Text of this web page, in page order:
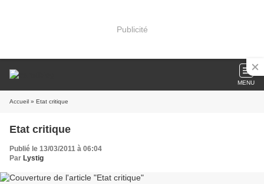
Publicité
MENU
Accueil » Etat critique
Etat critique
Publié le 13/03/2011 à 06:04
Par Lystig